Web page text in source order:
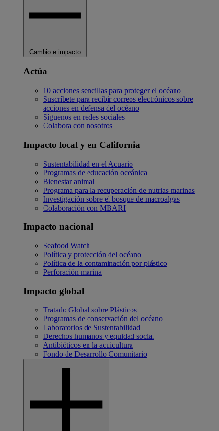
Cambio e impacto
Actúa
10 acciones sencillas para proteger el océano
Suscríbete para recibir correos electrónicos sobre
acciones en defensa del océano
Síguenos en redes sociales
Colabora con nosotros
Impacto local y en California
Sustentabilidad en el Acuario
Programas de educación oceánica
Bienestar animal
Programa para la recuperación de nutrias marinas
Investigación sobre el bosque de macroalgas
Colaboración con MBARI
Impacto nacional
Seafood Watch
Política y protección del océano
Política de la contaminación por plástico
Perforación marina
Impacto global
Tratado Global sobre Plásticos
Programas de conservación del océano
Laboratorios de Sustentabilidad
Derechos humanos y equidad social
Antibióticos en la acuicultura
Fondo de Desarrollo Comunitario